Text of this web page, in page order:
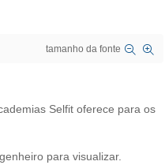
tamanho da fonte
Selfit oferece para os
para visualizar.